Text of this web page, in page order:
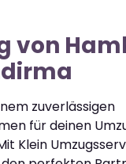
von
zuverlässigen
für deinen
Klein